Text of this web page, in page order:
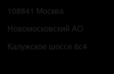
108841 Москва
Новомосковский АО
Калужское шоссе 6с4